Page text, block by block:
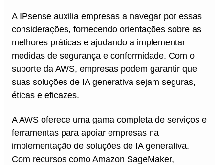
A IPsense auxilia empresas a navegar por essas
considerações, fornecendo orientações sobre as
melhores práticas e ajudando a implementar
medidas de segurança e conformidade. Com o
suporte da AWS, empresas podem garantir que
suas soluções de IA generativa sejam seguras,
éticas e eficazes.
A AWS oferece uma gama completa de serviços e
ferramentas para apoiar empresas na
implementação de soluções de IA generativa.
Com recursos como Amazon SageMaker,